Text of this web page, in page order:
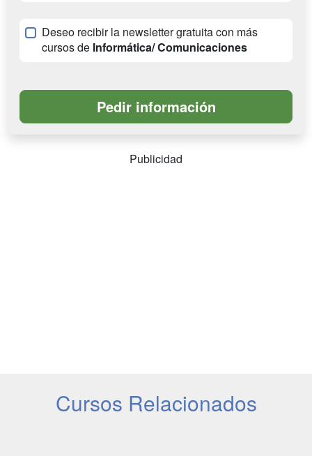
Deseo recibir la newsletter gratuita con más
cursos de Informática/ Comunicaciones
Publicidad
Cursos Relacionados